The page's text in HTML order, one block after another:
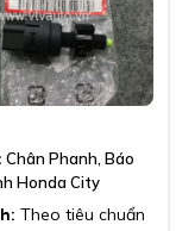
Chân Phanh, Báo
Honda City
Theo tiêu chuẩn